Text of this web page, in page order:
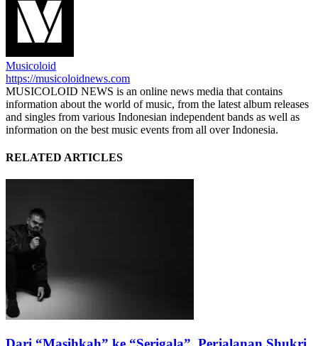
Musicoloid
https://musicoloidnews.com
MUSICOLOID NEWS is an online news media that contains
information about the world of music, from the latest album releases
and singles from various Indonesian independent bands as well as
information on the best music events from all over Indonesia.
RELATED ARTICLES